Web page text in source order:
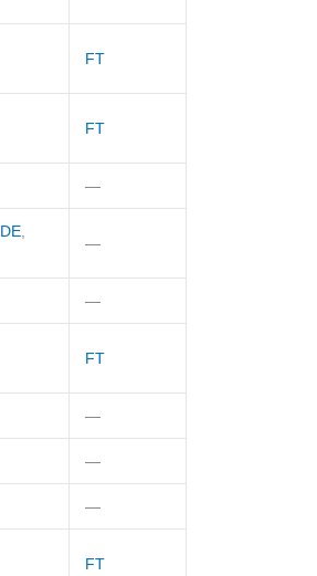
FT
FT
—
DE,
—
—
FT
—
—
—
FT